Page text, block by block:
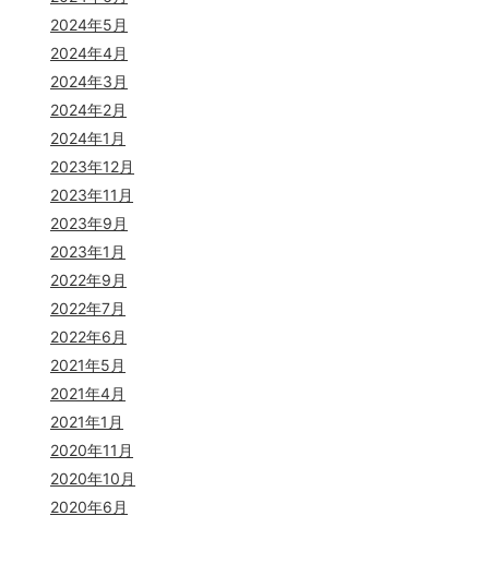
2024年5月
2024年4月
2024年3月
2024年2月
2024年1月
2023年12月
2023年11月
2023年9月
2023年1月
2022年9月
2022年7月
2022年6月
2021年5月
2021年4月
2021年1月
2020年11月
2020年10月
2020年6月